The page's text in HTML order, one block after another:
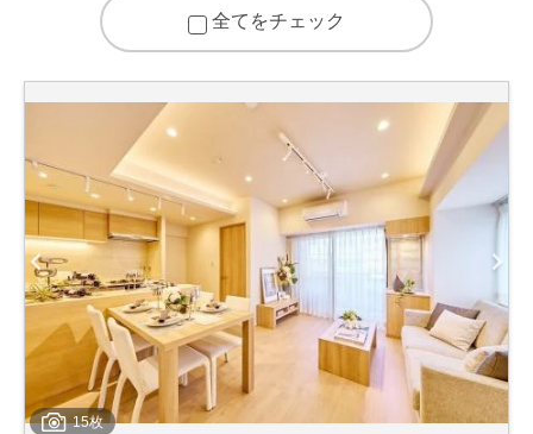
全てをチェック
15枚